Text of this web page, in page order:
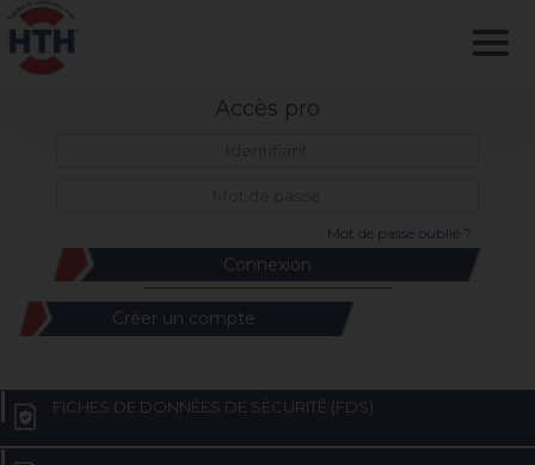
Accès pro
Mot de passe oublié ?
Créer un compte
FICHES DE DONNÉES DE SÉCURITÉ (FDS)